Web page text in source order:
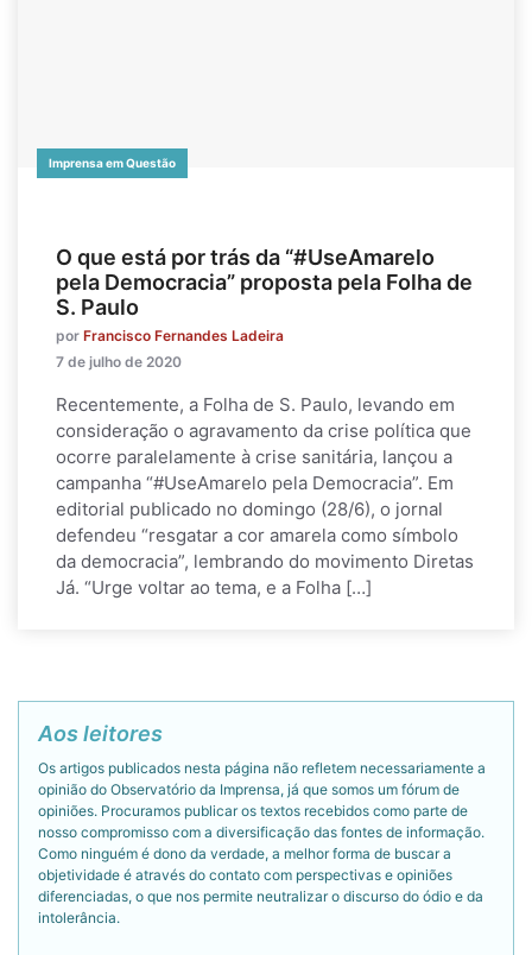
Imprensa em Questão
O que está por trás da “#UseAmarelo
pela Democracia” proposta pela Folha de
S. Paulo
por Francisco Fernandes Ladeira
7 de julho de 2020
Recentemente, a Folha de S. Paulo, levando em
consideração o agravamento da crise política que
ocorre paralelamente à crise sanitária, lançou a
campanha “#UseAmarelo pela Democracia”. Em
editorial publicado no domingo (28/6), o jornal
defendeu “resgatar a cor amarela como símbolo
da democracia”, lembrando do movimento Diretas
Já. “Urge voltar ao tema, e a Folha […]
Aos leitores
Os artigos publicados nesta página não refletem necessariamente a
opinião do Observatório da Imprensa, já que somos um fórum de
opiniões. Procuramos publicar os textos recebidos como parte de
nosso compromisso com a diversificação das fontes de informação.
Como ninguém é dono da verdade, a melhor forma de buscar a
objetividade é através do contato com perspectivas e opiniões
diferenciadas, o que nos permite neutralizar o discurso do ódio e da
intolerância.